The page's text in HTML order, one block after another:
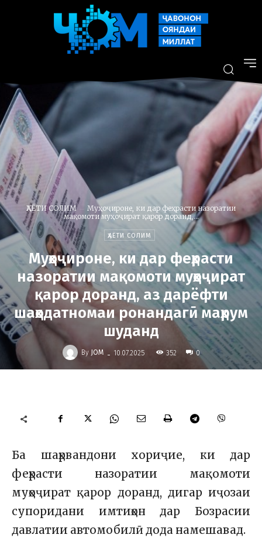
ҲАЁТИ СОЛИМ
Муҳоҷироне, ки дар феҳрасти назоратии
мақомоти муҳоҷират қарор доранд,...
ҲАЁТИ СОЛИМ
Муҳоҷироне, ки дар феҳрасти
назоратии мақомоти муҳоҷират
қарор доранд, аз дарёфти
шаҳодатномаи ронандагӣ маҳрум
шуданд
By JOM - 10.07.2025 352 0
Ба шаҳрвандони хориҷие, ки дар
феҳрасти назоратии мақомоти
муҳоҷират қарор доранд, дигар иҷозаи
супоридани имтиҳон дар Бозрасии
давлатии автомобилӣ дода намешавад.